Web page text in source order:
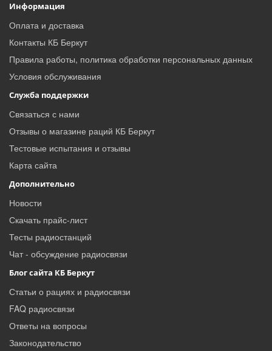
Информация
Оплата и доставка
Контакты КБ Беркут
Правила работы, политика обработки персональных данных
Условия обслуживания
Служба поддержки
Связаться с нами
Отзывы о магазине раций КБ Беркут
Тестовые испытания и отзывы
Карта сайта
Дополнительно
Новости
Скачать прайс-лист
Тесты радиостанций
Чат - обсуждение радиосвязи
Блог сайта КБ Беркут
Статьи о рациях и радиосвязи
FAQ радиосвязи
Ответы на вопросы
Законодательство